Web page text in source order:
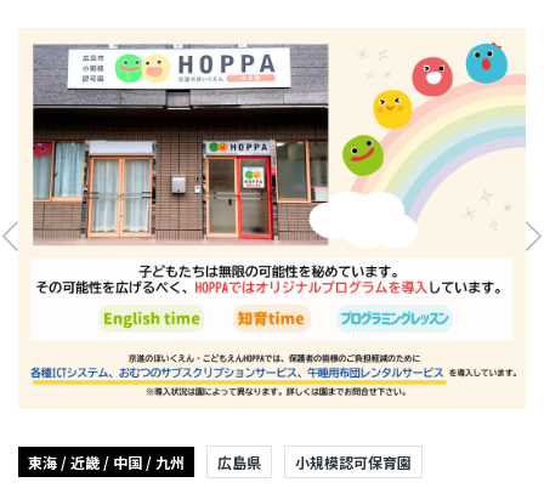
東海 / 近畿 / 中国 / 九州 広島県
小規模認可保育園